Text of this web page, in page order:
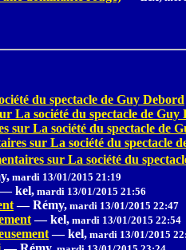
du spectacle de Guy Debord
La société du spectacle de Guy
sur La société du spectacle de
sur La société du spectacle
sur La société du
mardi 13/01/2015 21:19
— kel, mardi 13/01/2015 21:56
— Rémy, mardi 13/01/2015 22:47
— kel, mardi 13/01/2015 22:54
— kel, mardi 13/01/2015